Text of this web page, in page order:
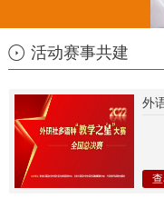
活动赛事共建
外